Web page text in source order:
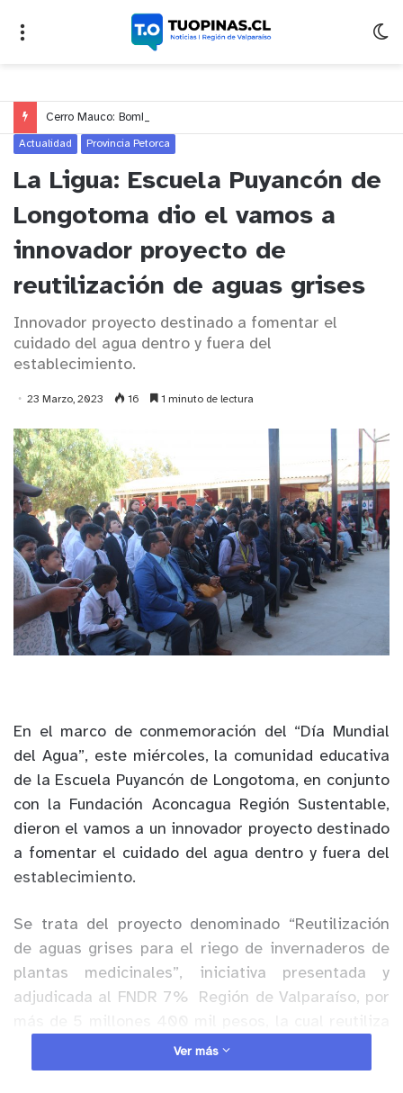
Actualidad Provincia Petorca
La Ligua: Escuela Puyancón de
Longotoma dio el vamos a
innovador proyecto de
reutilización de aguas grises
Innovador proyecto destinado a fomentar el
cuidado del agua dentro y fuera del
establecimiento.
23 Marzo, 2023 16 1 minuto de lectura
En el marco de conmemoración del “Día Mundial
del Agua”, este miércoles, la comunidad educativa
de la Escuela Puyancón de Longotoma, en conjunto
con la Fundación Aconcagua Región Sustentable,
dieron el vamos a un innovador proyecto destinado
a fomentar el cuidado del agua dentro y fuera del
establecimiento.
Se trata del proyecto denominado “Reutilización
de aguas grises para el riego de invernaderos de
plantas medicinales”, iniciativa presentada y
adjudicada al FNDR 7%
Región de Valparaíso, por
las aguas provenientes de los lavamanos y
bebederos, que diariamente son utilizados por los
Ver más